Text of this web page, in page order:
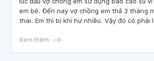
em bé. Đến nay vợ chồng em thả 3 tháng
thai. Em thì bị khí hư nhiều. Vậy đó có phải
Xem thêm